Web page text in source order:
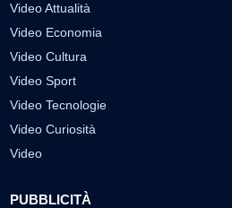
Video Attualità
Video Economia
Video Cultura
Video Sport
Video Tecnologie
Video Curiosità
Video
PUBBLICITÀ